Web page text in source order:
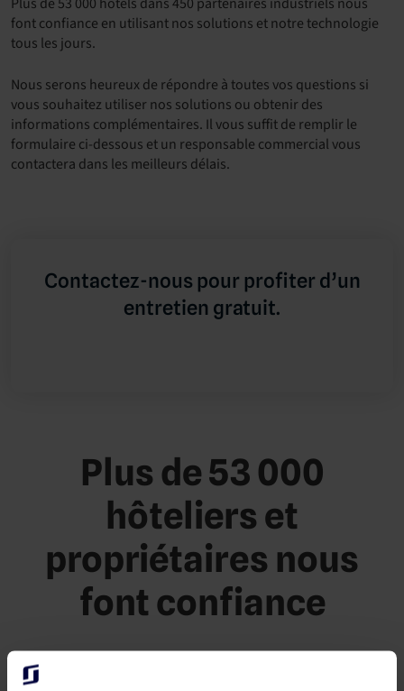
font confiance en utilisant nos solutions et notre technologie
tous les jours.
Nous serons heureux de répondre à toutes vos questions si
vous souhaitez utiliser nos solutions ou obtenir des
informations complémentaires. Il vous suffit de remplir le
formulaire ci-dessous et un responsable commercial vous
contactera dans les meilleurs délais.
Contactez-nous pour profiter d’un
entretien gratuit.
Plus de 53 000
hôteliers et
propriétaires nous
font confiance